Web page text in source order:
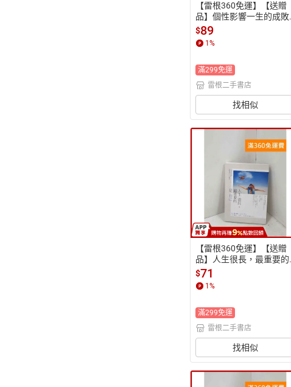
【雷根360免運】【送贈
品】個性影響一生的成敗
(暢銷10周年全新增訂版) #
八成新【P-R2787】
$89
1 %
滿299免運
雷根二手書店
找相似
【雷根360免運】【送贈
品】人生很長，最重要的
是自己！ 41個逆轉人生的
思考法 #八成新【P-R276
5】
$71
1 %
滿299免運
雷根二手書店
找相似